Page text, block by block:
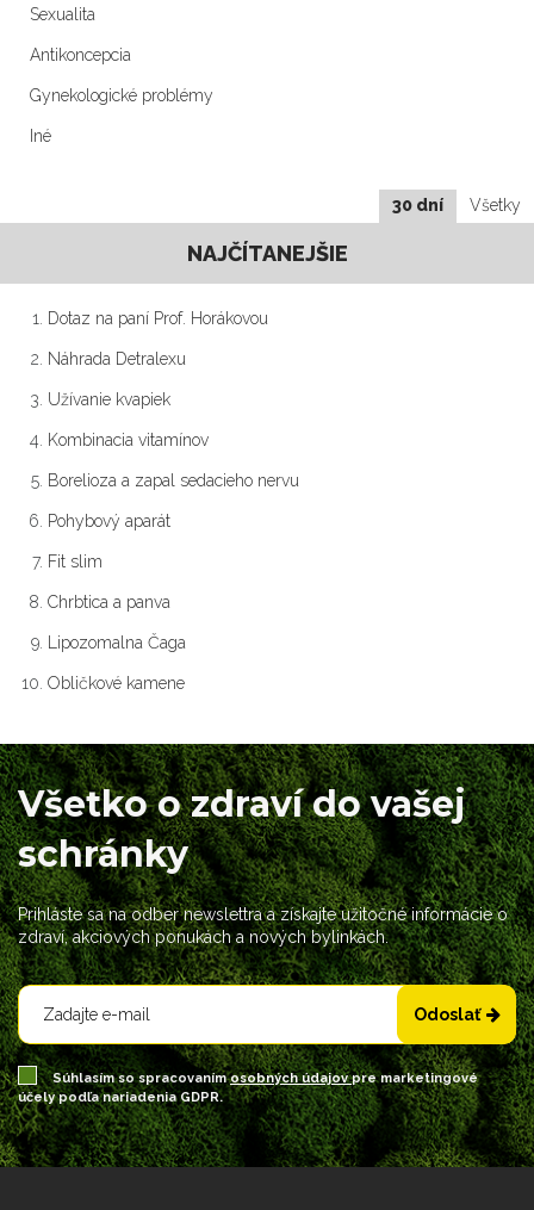
Sexualita
Antikoncepcia
Gynekologické problémy
Iné
30 dní Všetky
NAJČÍTANEJŠIE
Dotaz na paní Prof. Horákovou
Náhrada Detralexu
Užívanie kvapiek
Kombinacia vitamínov
Borelioza a zapal sedacieho nervu
Pohybový aparát
Fit slim
Chrbtica a panva
Lipozomalna Čaga
Obličkové kamene
Všetko o zdraví do vašej
schránky
Prihláste sa na odber newslettra a získajte užitočné informácie o
zdraví, akciových ponukách a nových bylinkách.
Odoslať
Súhlasím so spracovanímosobných údajovpre marketingové
účely podľa nariadenia GDPR.